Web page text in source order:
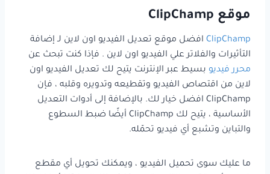
موقع ClipChamp
ClipChamp افضل موقع تعديل الفيديو اون لاين لـ إضافة
التأثيرات والفلاتر علي الفيديو اون لاين . فإذا كنت تبحث عن
محرر فيديو بسيط عبر الإنترنت يتيح لك تعديل الفيديو اون
لاين من اقتصاص الفيديو وتقطيعه وتدويره وقلبه ، فإن
ClipChamp افضل خيار لك. بالإضافة إلى أدوات التعديل
الأساسية ، يتيح لك ClipChamp أيضًا ضبط السطوع
والتباين وتشبع أي فيديو تحمّله.
ما عليك سوى تحميل الفيديو ، ويمكنك تحويل أي مقطع